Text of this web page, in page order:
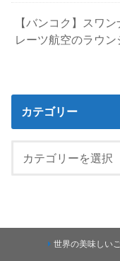
【バンコク】スワ
レーツ航空のラウン
カテゴリー
世界の美味しい